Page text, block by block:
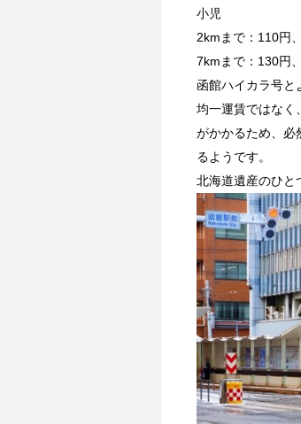
小児
2kmまで：110円
7kmまで：130円
函館ハイカラ号と
均一運賃ではなく
がかかるため、必
るようです。
北海道遺産のひと